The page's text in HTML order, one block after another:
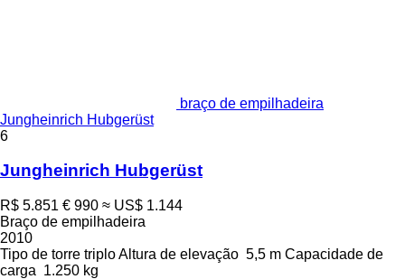
braço de empilhadeira
Jungheinrich Hubgerüst
6
Jungheinrich Hubgerüst
R$ 5.851 € 990 ≈ US$ 1.144
Braço de empilhadeira
2010
Tipo de torre triploAltura de elevação 5,5 m Capacidade de
carga 1.250 kg